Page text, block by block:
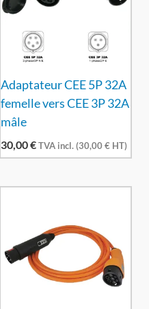
Adaptateur CEE 5P 32A
femelle vers CEE 3P 32A
mâle
30,00€TVA incl. (30,00€ HT)